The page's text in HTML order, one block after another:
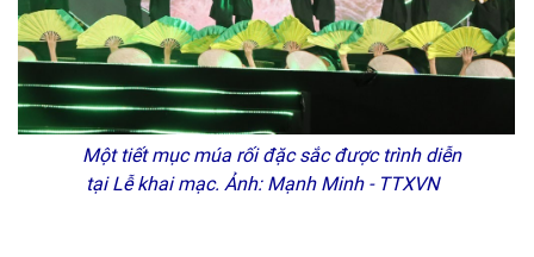
Một tiết mục múa rối đặc sắc được trình diễn
tại Lễ khai mạc. Ảnh: Mạnh Minh - TTXVN